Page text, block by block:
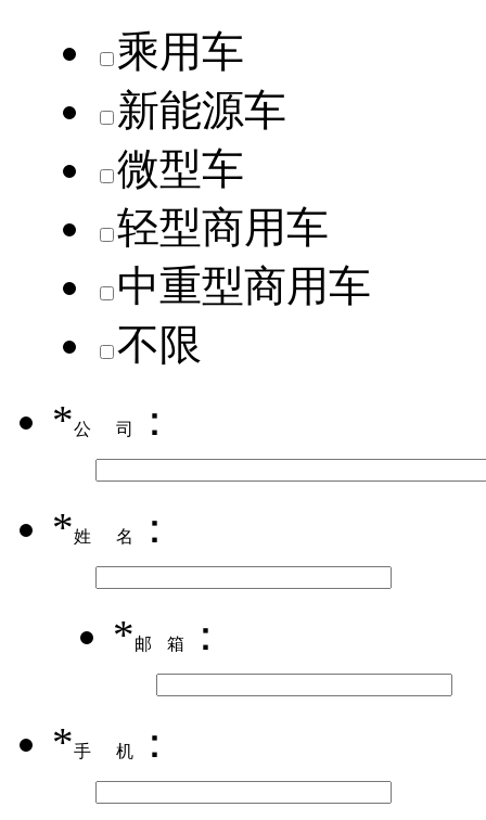
乘用车
新能源车
微型车
轻型商用车
中重型商用车
不限
*公司 ：
*姓名 ：
*邮箱 ：
*手机 ：